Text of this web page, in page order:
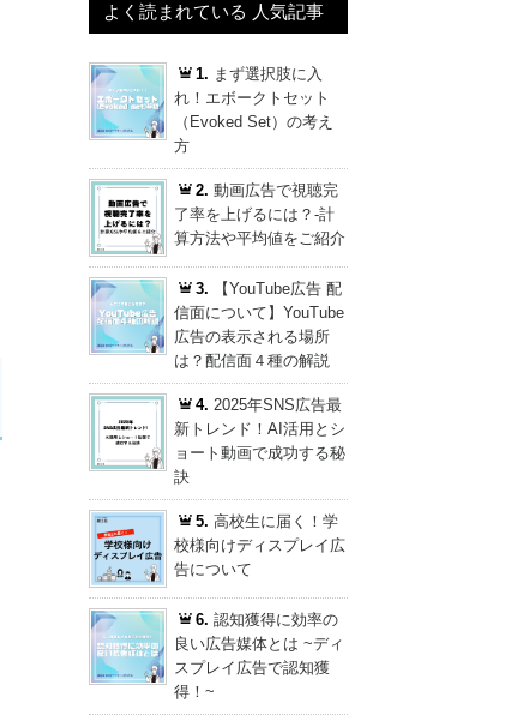
よく読まれている 人気記事
1. まず選択肢に入
れ！エボークトセット
（Evoked Set）の考え
方
2.動画広告で視聴完
了率を上げるには？-計
算方法や平均値をご紹介
3.
【YouTube広告 配
信面について】YouTube
広告の表示される場所
は？配信面４種の解説
4. 2025年SNS広告最
新トレンド！AI活用とシ
ョート動画で成功する秘
訣
5.高校生に届く！学
校様向けディスプレイ広
告について
6.認知獲得に効率の
良い広告媒体とは ~ディ
スプレイ広告で認知獲
得！~